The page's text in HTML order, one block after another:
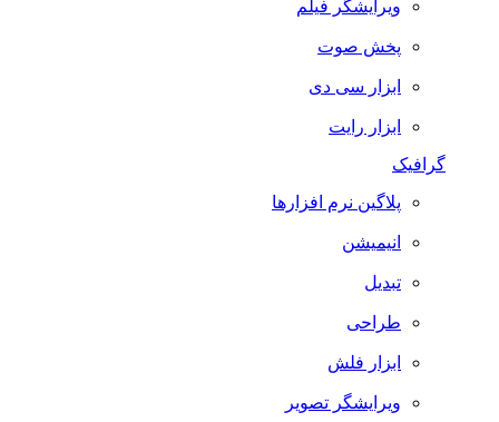
ویرایشگر فیلم
پخش صوت
ابزار سی دی
ابزار رایت
گرافیک
پلاگین نرم افزارها
انیمیشن
تبدیل
طراحی
ابزار فلش
ویرایشگر تصویر